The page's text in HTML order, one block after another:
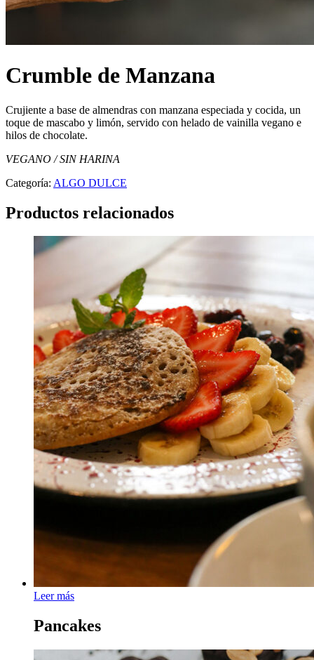
Crumble de Manzana
Crujiente a base de almendras con manzana especiada y cocida, un
toque de mascabo y limón, servido con helado de vainilla vegano e
hilos de chocolate.
VEGANO / SIN HARINA
Categoría: ALGO DULCE
Productos relacionados
Leer más
Pancakes